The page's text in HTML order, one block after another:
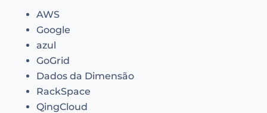
AWS
Google
azul
GoGrid
Dados da Dimensão
RackSpace
QingCloud